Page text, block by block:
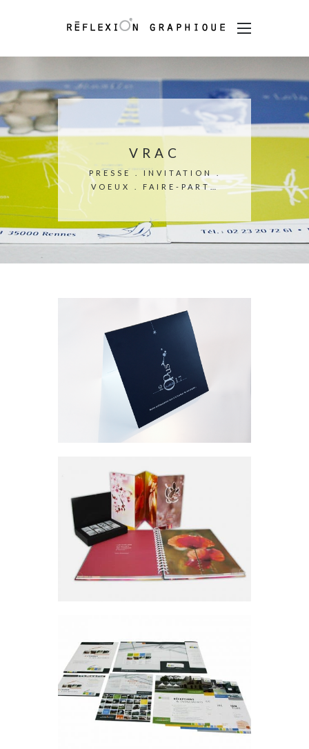
VRAC
PRESSE . INVITATION .
VOEUX . FAIRE-PART…